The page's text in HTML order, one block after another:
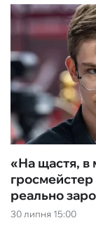
30 липня 15:00
«На щастя, в
реально